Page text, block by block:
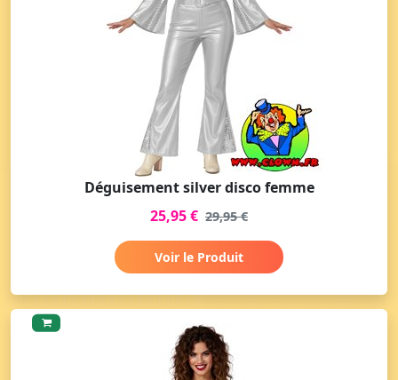
Déguisement silver disco femme
25,95 € 29,95 €
Voir le Produit